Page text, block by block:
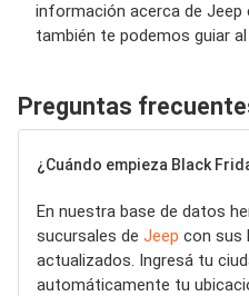
información acerca de Jeep
también te podemos guiar
Preguntas
¿Cuándo empieza Black
En nuestra base de datos
sucursales de Jeep con sus
actualizados. Ingresá tu
automáticamente tu